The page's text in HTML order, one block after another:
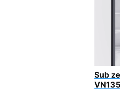
Sub
VN135